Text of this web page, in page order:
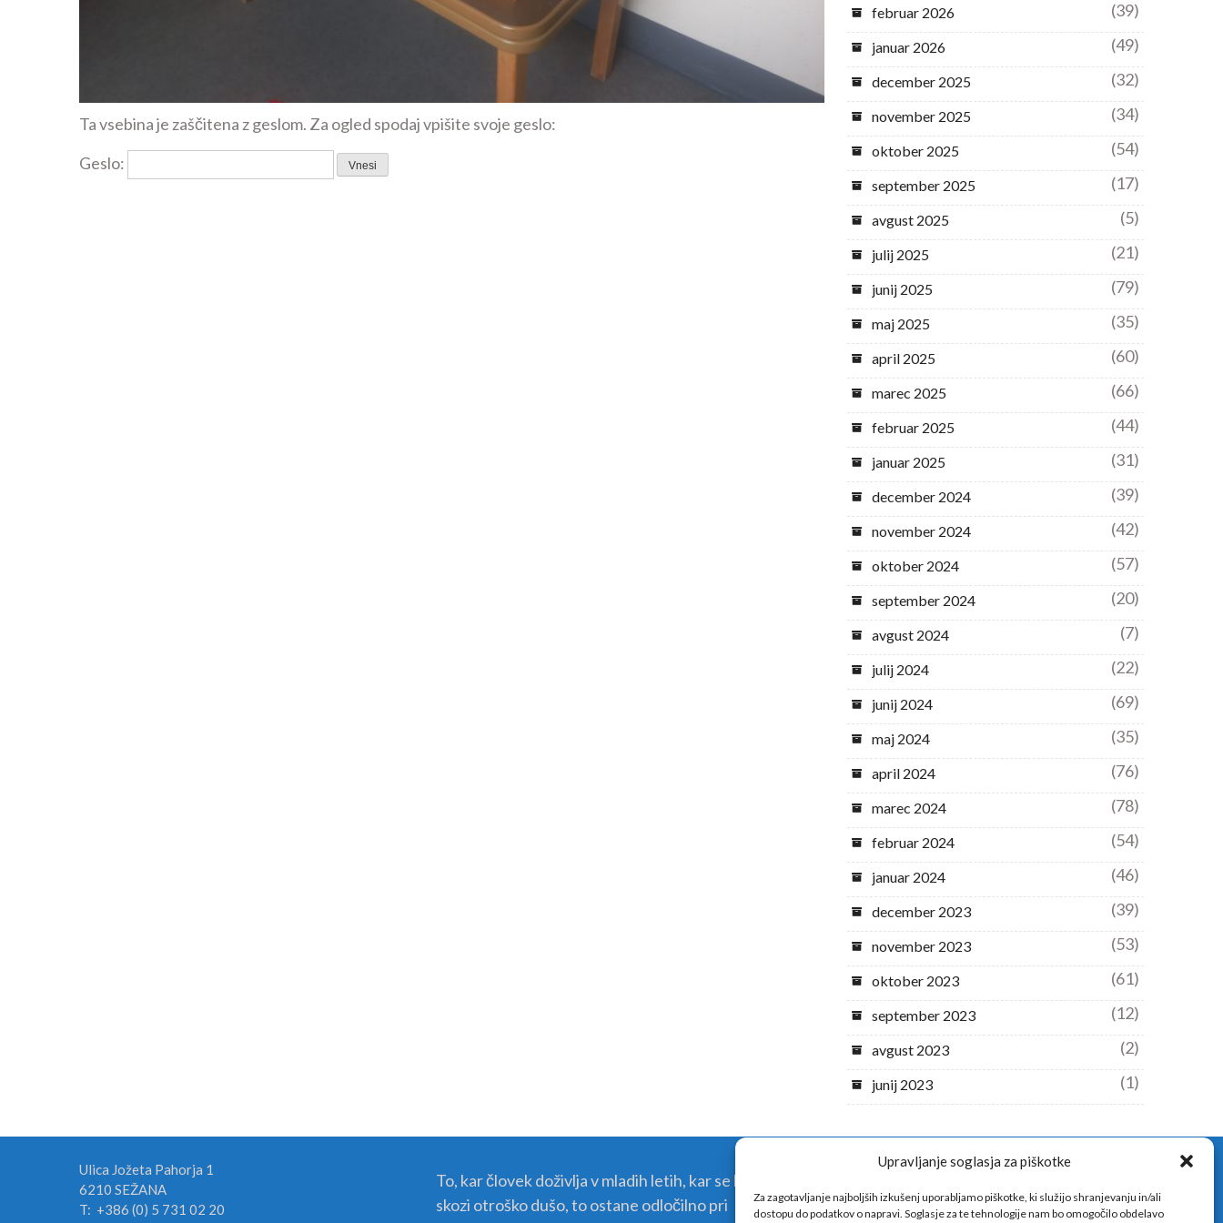
Upravljanje soglasja za piškotke
Za zagotavljanje najboljših izkušenj uporabljamo piškotke, ki služijo shranjevanju in/ali
dostopu do podatkov o napravi. Soglasje za te tehnologije nam bo omogočilo obdelavo
Ta vsebina je zaščitena z geslom. Za ogled spodaj vpišite svoje geslo:
Geslo:
februar 2026 (39)
januar 2026 (49)
december 2025 (32)
november 2025 (34)
oktober 2025 (54)
september 2025 (17)
avgust 2025 (5)
julij 2025 (21)
junij 2025 (79)
maj 2025 (35)
april 2025 (60)
marec 2025 (66)
februar 2025 (44)
januar 2025 (31)
december 2024 (39)
november 2024 (42)
oktober 2024 (57)
september 2024 (20)
avgust 2024 (7)
julij 2024 (22)
junij 2024 (69)
maj 2024 (35)
april 2024 (76)
marec 2024 (78)
februar 2024 (54)
januar 2024 (46)
december 2023 (39)
november 2023 (53)
oktober 2023 (61)
september 2023 (12)
avgust 2023 (2)
junij 2023 (1)
Ulica Jožeta Pahorja 1
6210 SEŽANA
T: +386 (0) 5 731 02 20
To, kar človek doživlja v mladih letih, kar se kali
skozi otroško dušo, to ostane odločilno pri